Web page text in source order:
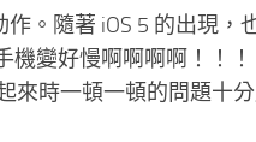
作。隨著 iOS 5 的出現，
機變好慢啊啊啊啊！！！
來時一頓一頓的問題十